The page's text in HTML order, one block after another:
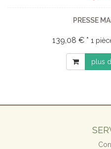
PRESSE
139,08 € * 1
plus